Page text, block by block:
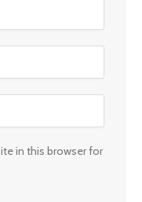
in this browser for